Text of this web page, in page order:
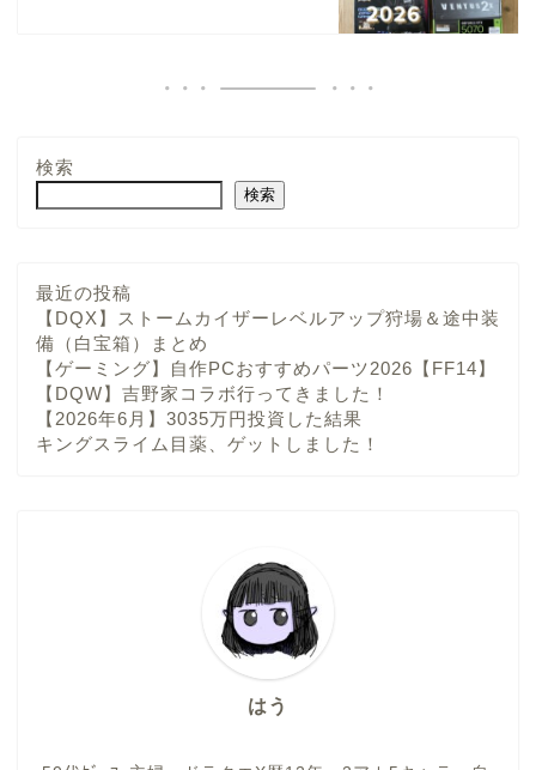
検索
検索
最近の投稿
【DQX】ストームカイザーレベルアップ狩場＆途中装
備（白宝箱）まとめ
【ゲーミング】自作PCおすすめパーツ2026【FF14】
【DQW】吉野家コラボ行ってきました！
【2026年6月】3035万円投資した結果
キングスライム目薬、ゲットしました！
はう